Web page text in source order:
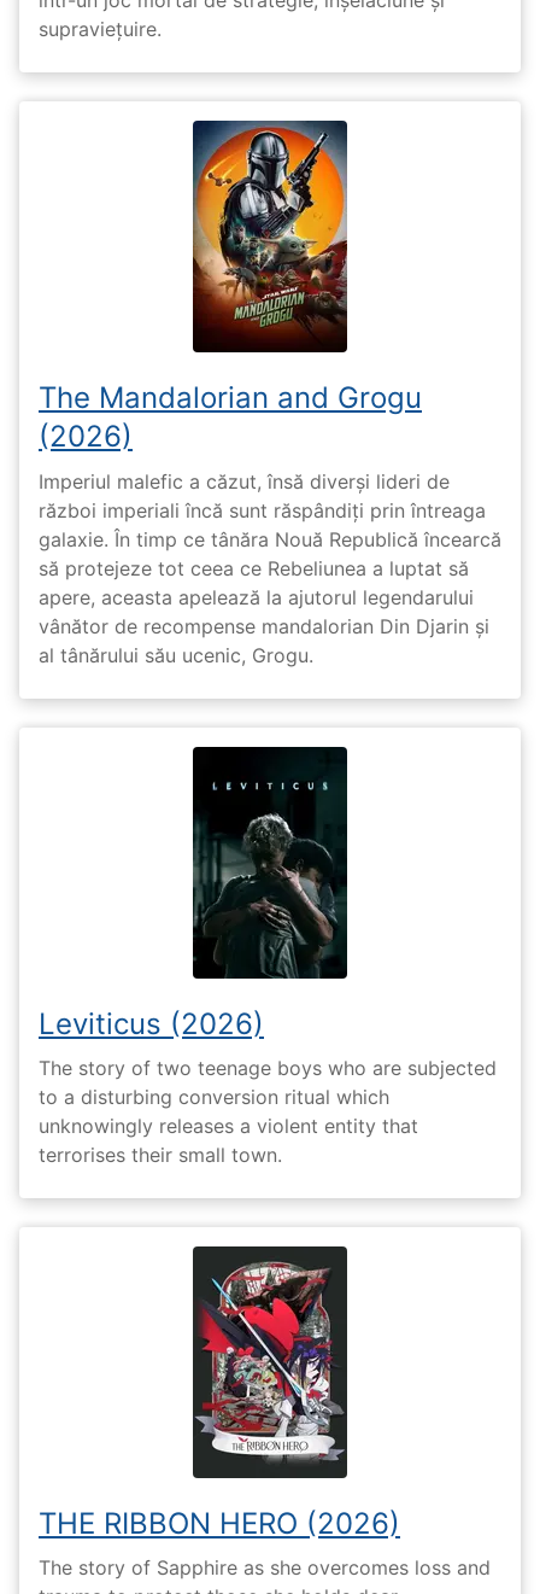
supraviețuire.
The Mandalorian and Grogu
(2026)
Imperiul malefic a căzut, însă diverși lideri de
război imperiali încă sunt răspândiți prin întreaga
galaxie. În timp ce tânăra Nouă Republică încearcă
să protejeze tot ceea ce Rebeliunea a luptat să
apere, aceasta apelează la ajutorul legendarului
vânător de recompense mandalorian Din Djarin și
al tânărului său ucenic, Grogu.
Leviticus (2026)
The story of two teenage boys who are subjected
to a disturbing conversion ritual which
unknowingly releases a violent entity that
terrorises their small town.
THE RIBBON HERO (2026)
The story of Sapphire as she overcomes loss and